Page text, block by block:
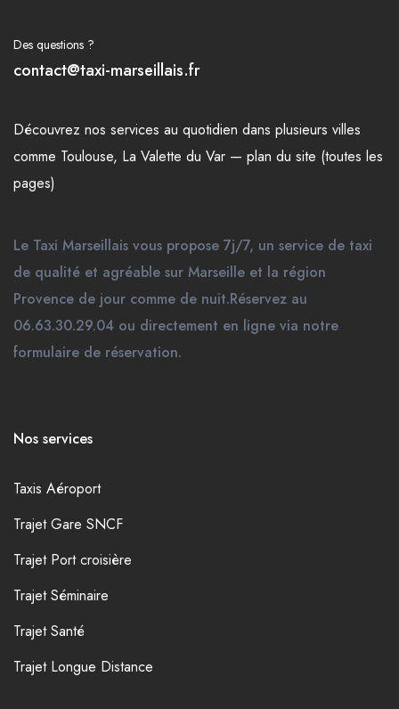
Des questions ?
contact@taxi-marseillais.fr
Découvrez nos services au quotidien dans plusieurs villes
comme Toulouse, La Valette du Var — plan du site (toutes les
pages)
Le Taxi Marseillais vous propose 7j/7, un service de taxi
de qualité et agréable sur Marseille et la région
Provence de jour comme de nuit.Réservez au
06.63.30.29.04 ou directement en ligne via notre
formulaire de réservation.
Nos services
Taxis Aéroport
Trajet Gare SNCF
Trajet Port croisière
Trajet Séminaire
Trajet Santé
Trajet Longue Distance